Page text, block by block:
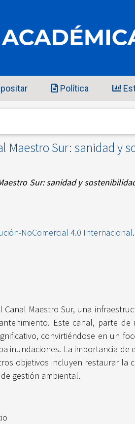
Política
Maestro Sur: sanidad y
Sur: sanidad y
NoComercial 4.0 Internacional.
Canal Maestro Sur, una
Este canal, parte
convirtiéndose en un
inundaciones. La importancia
objetivos incluyen restaurar
gestión ambiental.